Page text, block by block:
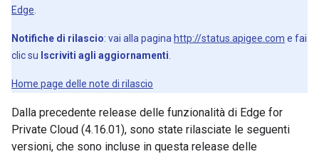
Edge
Notifiche di rilascio: vai alla pagina http://status.apigee.com e fai
clic su Iscriviti agli aggiornamenti
Home page delle note di rilascio
Dalla precedente release delle funzionalità di Edge for
Private Cloud (4.16.01), sono state rilasciate le seguenti
versioni, che sono incluse in questa release delle